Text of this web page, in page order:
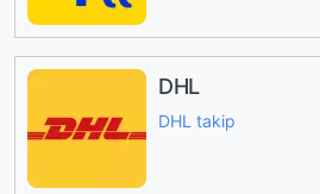
DHL
DHL takip